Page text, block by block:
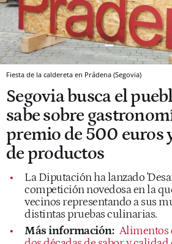
Fiesta de la caldereta en Prádena (Segovia)
Segovia busca el
sabe sobre
premio de 500 euros
de productos
La Diputación ha lanzado
competición novedosa en la
vecinos representando a sus
distintas pruebas culinarias.
Más información: Alimentos